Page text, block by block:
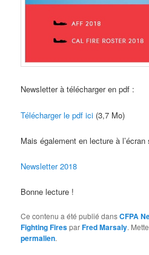
Newsletter à télécharger en pdf :
Télécharger le pdf ici (3,7 Mo)
Mais également en lecture à l’écran
Newsletter 2018
Bonne lecture !
Ce contenu a été publié dansCFPA
Fighting FiresparFred Marsaly.
permalien.